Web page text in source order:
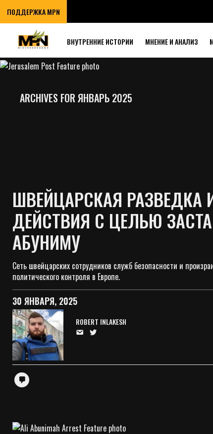
ПОДДЕРЖКА MPN
ВНУТРЕННИЕ ИСТОРИИ МНЕНИЕ И АНАЛИЗ
ISRAELI SPIES
ARCHIVES FOR ЯНВАРЬ 2025
ШВЕЙЦАРСКАЯ
ДЕЙСТВИЯ С ЦЕЛЬЮ
АБУНИМУ
Сеть швейцарских сотрудников служб безопасности и
политического контроля в Европе.
30 ЯНВАРЯ, 2025
ROBERT INLAKESH